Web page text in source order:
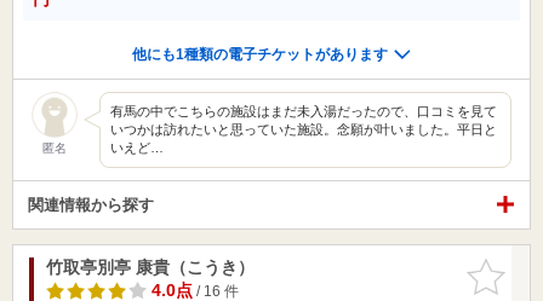
他にも1種類の電子チケットがあります
匿名
有馬の中でこちらの施設はまだ未入湯だったので、口コミを見て
いつかは訪れたいと思っていた施設。念願が叶いました。平日と
いえど…
関連情報から探す
お気に入
りに追加
竹取亭別亭 康貴（こうき）
4.0点/ 16 件